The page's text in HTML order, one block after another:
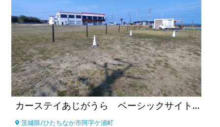
カーステイあじがうら ベーシックサイト（6m×5ｍ）
茨城県/ひたちなか市阿字ケ浦町